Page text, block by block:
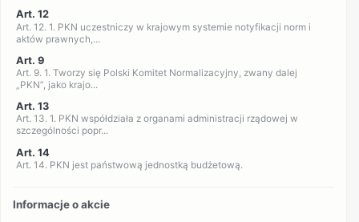
Art. 12
Art. 12. 1. PKN uczestniczy w krajowym systemie notyfikacji norm i
aktów prawnych,...
Art. 9
Art. 9. 1. Tworzy się Polski Komitet Normalizacyjny, zwany dalej
„PKN”, jako krajo...
Art. 13
Art. 13. 1. PKN współdziała z organami administracji rządowej w
szczególności popr...
Art. 14
Art. 14. PKN jest państwową jednostką budżetową.
Informacje o akcie